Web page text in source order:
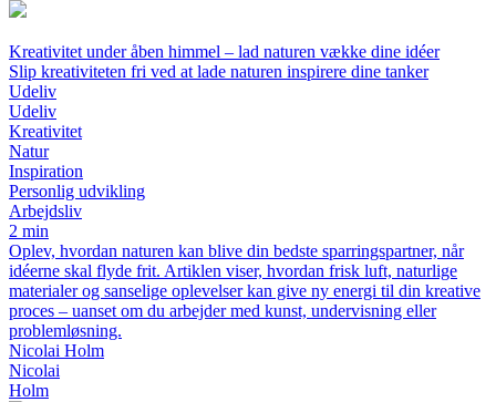
Kreativitet under åben himmel – lad naturen vække dine idéer
Slip kreativiteten fri ved at lade naturen inspirere dine tanker
Udeliv
Udeliv
Kreativitet
Natur
Inspiration
Personlig udvikling
Arbejdsliv
2 min
Oplev, hvordan naturen kan blive din bedste sparringspartner, når
idéerne skal flyde frit. Artiklen viser, hvordan frisk luft, naturlige
materialer og sanselige oplevelser kan give ny energi til din kreative
proces – uanset om du arbejder med kunst, undervisning eller
problemløsning.
Nicolai Holm
Nicolai
Holm